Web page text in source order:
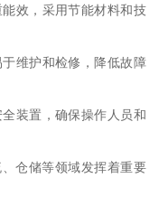
效，采用节能材料和技
维护和检修，降低故障
装置，确保操作人员和
仓储等领域发挥着重要